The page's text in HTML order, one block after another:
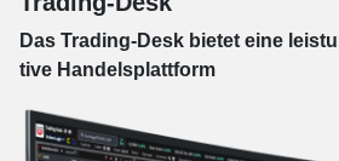
Das Trading-Desk bie­tet eine
tive Han­dels­platt­form